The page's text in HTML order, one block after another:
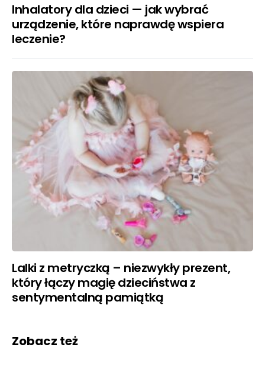
Inhalatory dla dzieci — jak wybrać
urządzenie, które naprawdę wspiera
leczenie?
Lalki z metryczką – niezwykły prezent,
który łączy magię dzieciństwa z
sentymentalną pamiątką
Zobacz też